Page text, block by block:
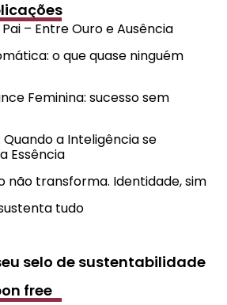
– Entre Ouro e Ausência
o que quase ninguém
Feminina: sucesso sem
a Inteligência se
Essência
não transforma. Identidade, sim
tudo
selo de sustentabilidade
free